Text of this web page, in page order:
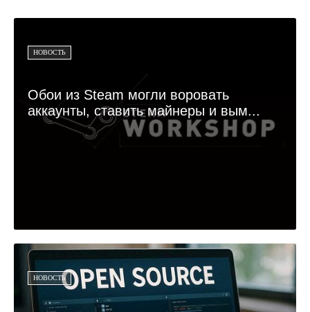
НОВОСТЬ
Обои из Steam могли воровать
аккаунты, ставить майнеры и вым...
НОВОСТЬ